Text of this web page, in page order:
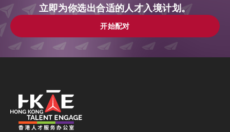
立即为你选出合适的人才入境计划。
开始配对
开始配对